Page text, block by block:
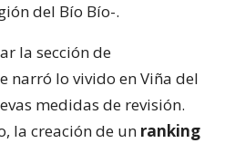
del Bío Bío-.
la sección de
narró lo vivido en Viña del
medidas de revisión.
la creación de un ranking